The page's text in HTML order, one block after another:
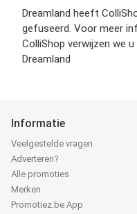
Dreamland heeft
gefuseerd. Voor meer
ColliShop verwijzen we
Dreamland
Informatie
Veelgestelde vragen
Adverteren?
Alle promoties
Merken
Promotiez.be App